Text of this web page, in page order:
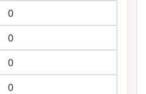
0
0
0
0